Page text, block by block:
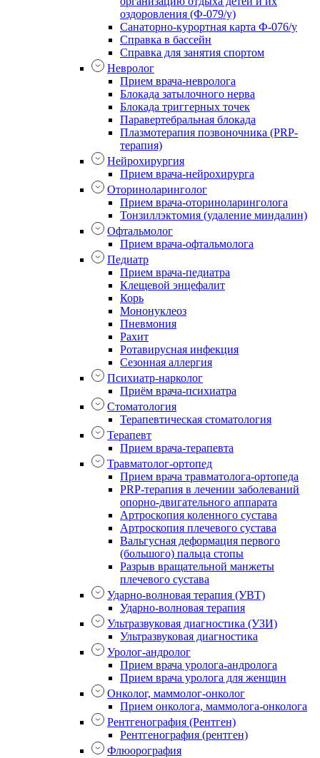
оздоровления (Ф-079/у)
Санаторно-курортная карта Ф-076/у
Справка в бассейн
Справка для занятия спортом
Невролог
Прием врача-невролога
Блокада затылочного нерва
Блокада триггерных точек
Паравертебральная блокада
Плазмотерапия позвоночника (PRP-
терапия)
Нейрохирургия
Прием врача-нейрохирурга
Оториноларинголог
Прием врача-оториноларинголога
Тонзиллэктомия (удаление миндалин)
Офтальмолог
Прием врача-офтальмолога
Педиатр
Прием врача-педиатра
Клещевой энцефалит
Корь
Мононуклеоз
Пневмония
Рахит
Ротавирусная инфекция
Сезонная аллергия
Психиатр-нарколог
Приём врача-психиатра
Стоматология
Терапевтическая стоматология
Терапевт
Прием врача-терапевта
Травматолог-ортопед
Прием врача травматолога-ортопеда
PRP-терапия в лечении заболеваний
опорно-двигательного аппарата
Артроскопия коленного сустава
Артроскопия плечевого сустава
Вальгусная деформация первого
(большого) пальца стопы
Разрыв вращательной манжеты
плечевого сустава
Ударно-волновая терапия (УВТ)
Ударно-волновая терапия
Ультразвуковая диагностика (УЗИ)
Ультразвуковая диагностика
Уролог-андролог
Прием врача уролога-андролога
Прием врача уролога для женщин
Онколог, маммолог-онколог
Прием онколога, маммолога-онколога
Рентгенография (Рентген)
Рентгенография (рентген)
Флюорография